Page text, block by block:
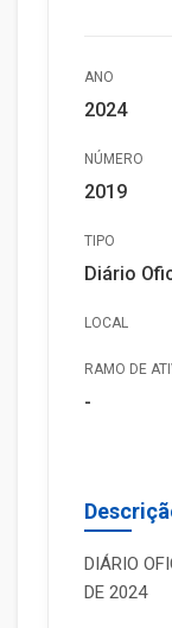
ANO
2024
NÚMERO
2019
TIPO
Diário
LOCAL
RAMO DE
-
DIÁRIO
DE 2024